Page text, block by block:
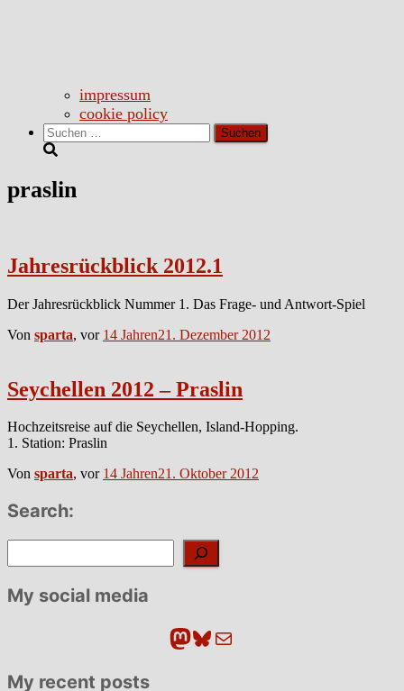
impressum
cookie policy
Suchen
nach:
praslin
Jahresrückblick 2012.1
Der Jahresrückblick Nummer 1. Das Frage- und Antwort-Spiel
Von sparta, vor 14 Jahren21. Dezember 2012
Seychellen 2012 – Praslin
Hochzeitsreise auf die Seychellen, Island-Hopping.
1. Station: Praslin
Von sparta, vor 14 Jahren21. Oktober 2012
Search:
My social media
Mastodon
Bluesky
E-Mail
My recent posts